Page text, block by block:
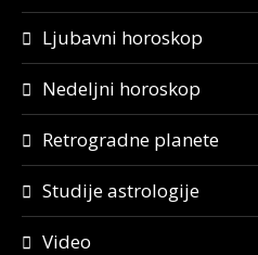
Ljubavni horoskop
Nedeljni horoskop
Retrogradne planete
Studije astrologije
Video